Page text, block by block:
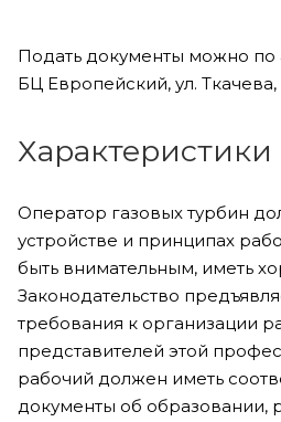
Подать документы можно по
БЦ Европейский, ул. Ткачева,
Характеристики
Оператор газовых турбин
устройстве и принципах
быть внимательным, иметь
Законодательство
требования к организации
представителей этой
рабочий должен иметь
документы об образовании,